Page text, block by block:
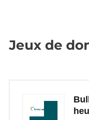
Jeux de